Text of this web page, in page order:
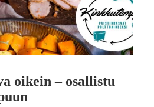
oikein – osallistu